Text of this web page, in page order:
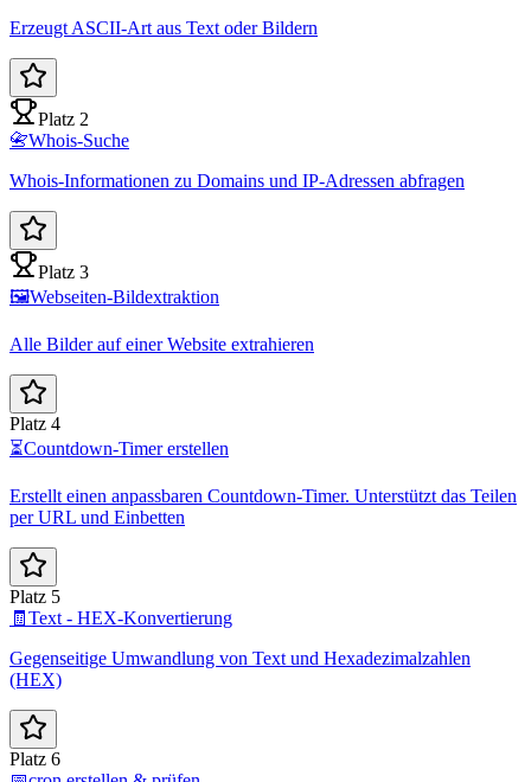
Erzeugt ASCII-Art aus Text oder Bildern
Platz 2
📇Whois-Suche
Whois-Informationen zu Domains und IP-Adressen abfragen
Platz 3
🖼️Webseiten-Bildextraktion
Alle Bilder auf einer Website extrahieren
Platz 4
⏳Countdown-Timer erstellen
Erstellt einen anpassbaren Countdown-Timer. Unterstützt das Teilen
per URL und Einbetten
Platz 5
🧾 Text - HEX-Konvertierung
Gegenseitige Umwandlung von Text und Hexadezimalzahlen
(HEX)
Platz 6